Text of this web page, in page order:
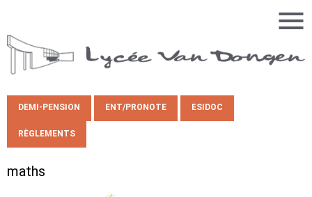
DEMI-PENSION ENT/PRONOTE ESIDOC
RÈGLEMENTS
maths